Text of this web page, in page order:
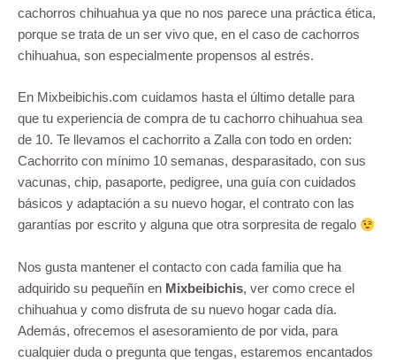
cachorros chihuahua ya que no nos parece una práctica ética,
porque se trata de un ser vivo que, en el caso de cachorros
chihuahua, son especialmente propensos al estrés.
En Mixbeibichis.com cuidamos hasta el último detalle para
que tu experiencia de compra de tu cachorro chihuahua sea
de 10. Te llevamos el cachorrito a Zalla con todo en orden:
Cachorrito con mínimo 10 semanas, desparasitado, con sus
vacunas, chip, pasaporte, pedigree, una guía con cuidados
básicos y adaptación a su nuevo hogar, el contrato con las
garantías por escrito y alguna que otra sorpresita de regalo
Nos gusta mantener el contacto con cada familia que ha
adquirido su pequeñín en Mixbeibichis, ver como crece el
chihuahua y como disfruta de su nuevo hogar cada día.
Además, ofrecemos el asesoramiento de por vida, para
cualquier duda o pregunta que tengas, estaremos encantados